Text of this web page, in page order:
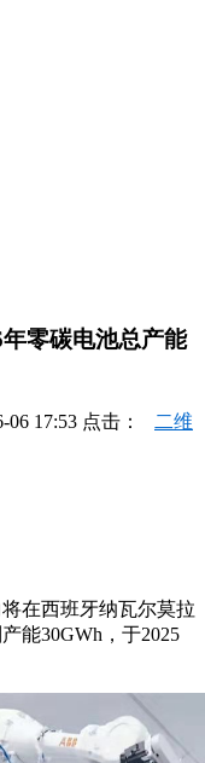
零碳电池总产能
06 17:53 点击： 二维
在西班牙纳瓦尔莫拉
能30GWh，于2025